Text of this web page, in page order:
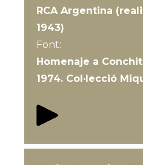
RCA Argentina
1943)
Font:
Homenaje a
1974. Col·lecció